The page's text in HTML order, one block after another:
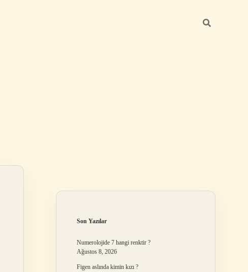
Son Yazılar
Numerolojide 7 hangi renktir ?
Ağustos 8, 2026
Figen aslında kimin kızı ?